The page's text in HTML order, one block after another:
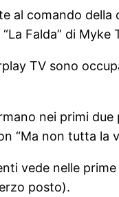
al comando
Falda” di
TV sono
nei primi
“Ma non tutta la
vede nelle
posto).